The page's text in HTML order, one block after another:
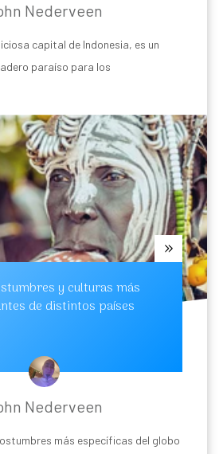
Nederveen
capital de Indonesia, es un
paraíso para los
y culturas más
de distintos países
Nederveen
más específicas del globo